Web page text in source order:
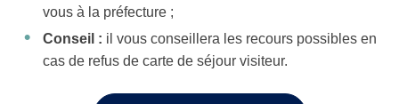
vous à la préfecture ;
Conseil : il vous conseillera les recours possibles en
cas de refus de carte de séjour visiteur.